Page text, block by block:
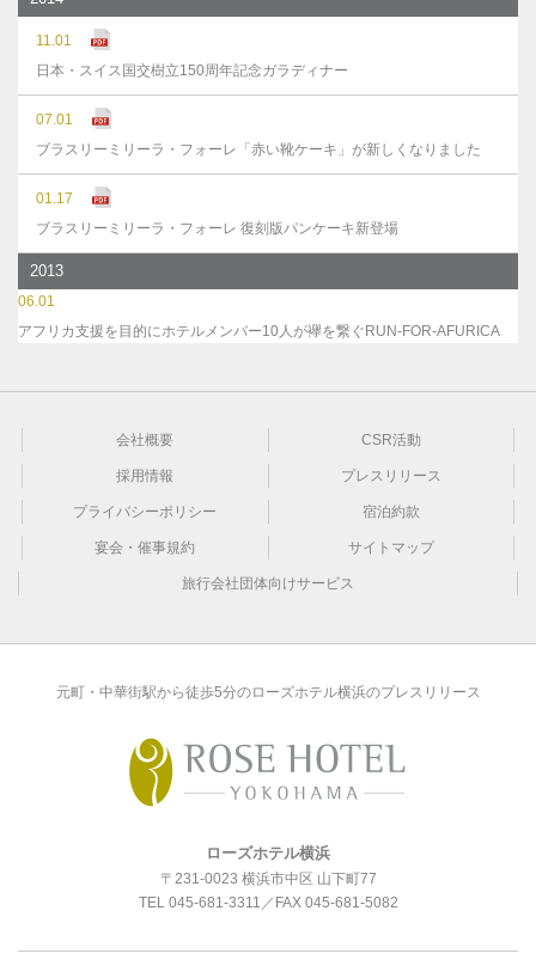
11.01
日本・スイス国交樹立150周年記念ガラディナー
07.01
ブラスリーミリーラ・フォーレ「赤い靴ケーキ」が新しくなりました
01.17
ブラスリーミリーラ・フォーレ 復刻版パンケーキ新登場
2013
06.01
アフリカ支援を目的にホテルメンバー10人が襷を繋ぐRUN-FOR-AFURICA
会社概要 CSR活動
採用情報 プレスリリース
プライバシーポリシー 宿泊約款
宴会・催事規約 サイトマップ
旅行会社団体向けサービス
元町・中華街駅から徒歩5分のローズホテル横浜のプレスリリース
ローズホテル横浜
〒231-0023 横浜市中区 山下町77
TEL 045-681-3311 ／FAX 045-681-5082